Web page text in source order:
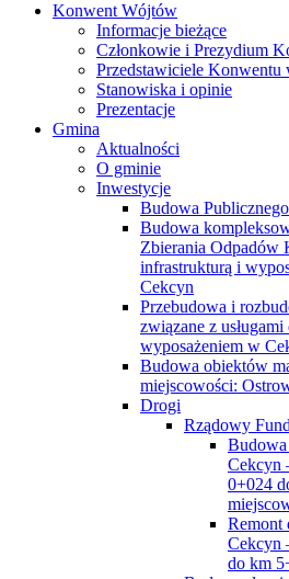
Konwent Wójtów
Informacje bieżące
Członkowie i Prezydium
Przedstawiciele Konwentu
Stanowiska i opinie
Prezentacje
Gmina
Aktualności
O gminie
Inwestycje
Budowa
Budowa
Zbierania Odpadów
infrastrukturą i
Cekcyn
Przebudowa i
związane z
wyposażeniem w
Budowa obiektów
miejscowości:
Drogi
Rządowy
Cekcyn
0+024
Remont
Cekcyn
do km